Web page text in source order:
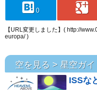
hatebu 0 googleplus
【URL変更しました】( http://
europa/ )
空を見る > 星空ガ
ISSな